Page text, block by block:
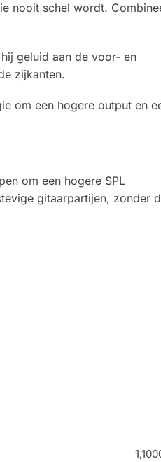
nooit schel wordt.
geluid aan de voor- en
zijkanten.
om een hogere output en
om een hogere SPL
gitaarpartijen, zonder